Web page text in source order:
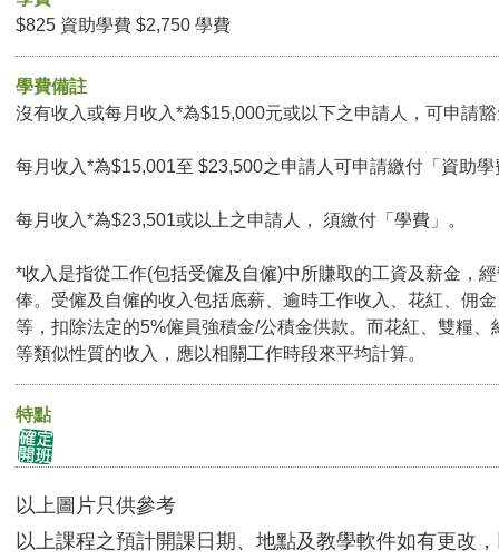
$825 資助學費 $2,750 學費
學費備註
沒有收入或每月收入*為$15,000元或以下之申請人，可申請
每月收入*為$15,001至 $23,500之申請人可申請繳付「資助學
每月收入*為$23,501或以上之申請人， 須繳付「學費」。
*收入是指從工作(包括受僱及自僱)中所賺取的工資及薪金，
俸。受僱及自僱的收入包括底薪、逾時工作收入、花紅、佣
等，扣除法定的5%僱員強積金/公積金供款。而花紅、雙糧、
等類似性質的收入，應以相關工作時段來平均計算。
特點
以上圖片只供參考
以上課程之預計開課日期、地點及教學軟件如有更改